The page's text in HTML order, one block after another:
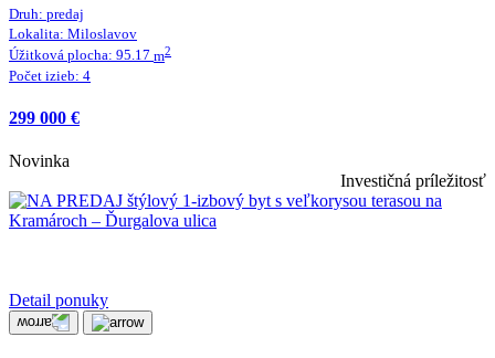
Druh: predaj
Lokalita: Miloslavov
Úžitková plocha: 95.17 m2
Počet izieb: 4
299 000 €
Novinka
Investičná príležitosť
Detail ponuky